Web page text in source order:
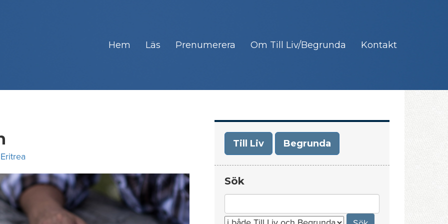
Hem Läs Prenumerera Om Till Liv/Begrunda Kontakt
Eritrea
Till Liv Begrunda
Sök
for: